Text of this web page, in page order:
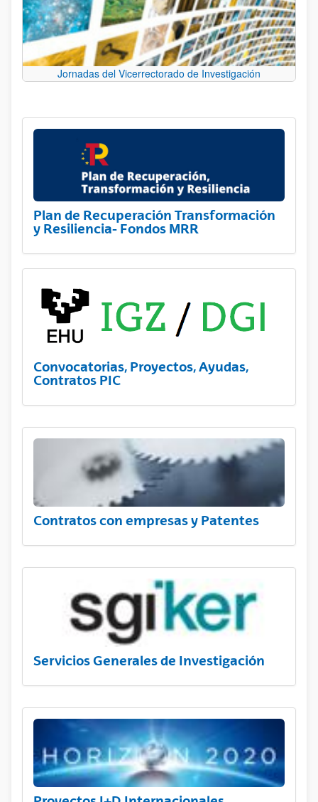
Jornadas del Vicerrectorado de Investigación
Plan de Recuperación Transformación
y Resiliencia- Fondos MRR
Convocatorias, Proyectos, Ayudas,
Contratos PIC
Contratos con empresas y Patentes
Servicios Generales de Investigación